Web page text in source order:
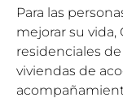
Para las
mejorar su vida,
residenciales
viviendas de